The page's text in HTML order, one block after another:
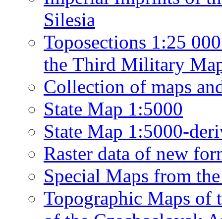
Silesia
Toposections 1:25
the Third Military
Collection of maps
State Map 1:5000
State Map 1:5000-
Raster data of new
Special Maps from
Topographic Maps of